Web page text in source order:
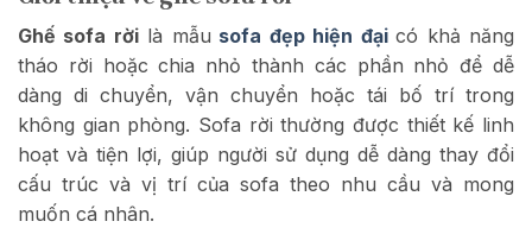
Ghế sofa rờilà mẫu sofa đẹp hiện đạicó khả năng
tháo rời hoặc chia nhỏ thành các phần nhỏ để dễ
dàng di chuyển, vận chuyển hoặc tái bố trí trong
không gian phòng. Sofa rời thường được thiết kế linh
hoạt và tiện lợi, giúp người sử dụng dễ dàng thay đổi
cấu trúc và vị trí của sofa theo nhu cầu và mong
muốn cá nhân.